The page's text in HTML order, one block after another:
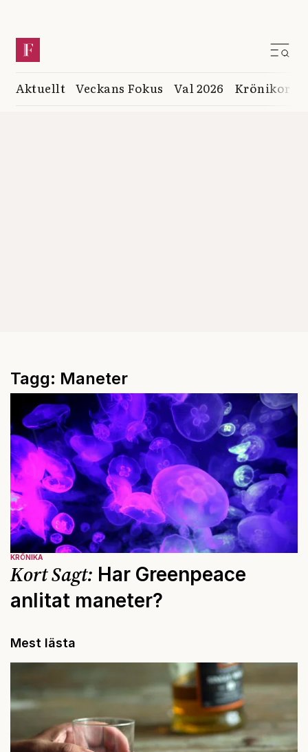
Aktuellt Veckans Fokus Val 2026 Krönikor
Tagg: Maneter
KRÖNIKA
Kort Sagt: Har Greenpeace
anlitat maneter?
Mest lästa